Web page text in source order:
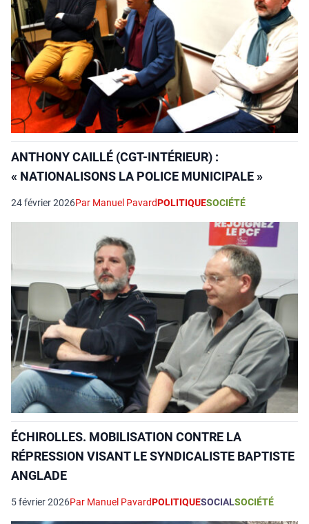
ANTHONY CAILLÉ (CGT-INTÉRIEUR) :
« NATIONALISONS LA POLICE MUNICIPALE »
24 février 2026Par Manuel PavardPOLITIQUESOCIÉTÉ
ÉCHIROLLES. MOBILISATION CONTRE LA
RÉPRESSION VISANT LE SYNDICALISTE BAPTISTE
ANGLADE
5 février 2026Par Manuel PavardPOLITIQUESOCIALSOCIÉTÉ